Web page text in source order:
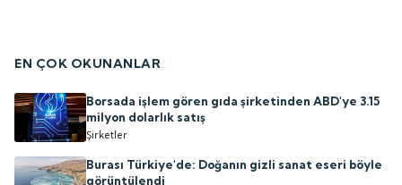
EN ÇOK OKUNANLAR
Borsada işlem gören gıda şirketinden ABD'ye 3.15
milyon dolarlık satış
Şirketler
Burası Türkiye'de: Doğanın gizli sanat eseri böyle
görüntülendi